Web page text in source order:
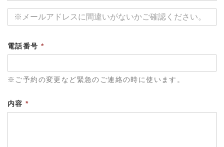
電話番号 *
※ご予約の変更など緊急のご連絡の時に使います。
内容*